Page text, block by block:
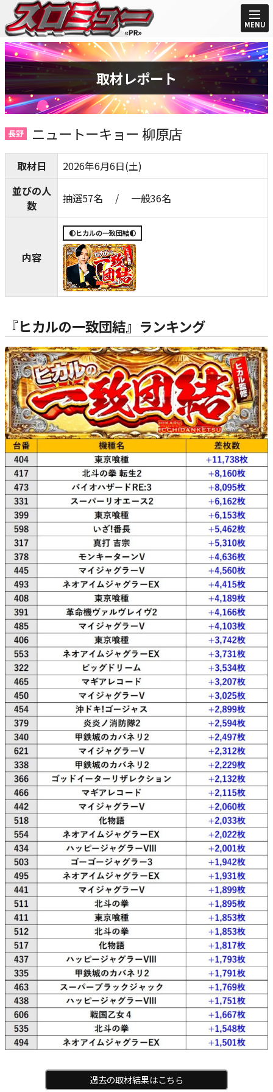
MENU
取材レポート
長野 ニュートーキョー 柳原店
取材日
2026年6月6日(土)
並びの人
数
抽選57名 / 一般36名
内容
🌓ヒカルの一致団結🌓
『ヒカルの一致団結』ランキング
過去の取材結果はこちら